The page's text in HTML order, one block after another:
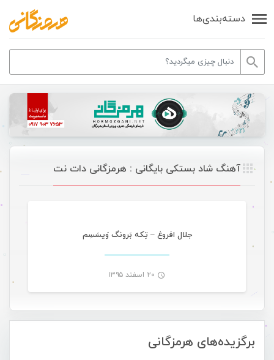
دسته‌بندی‌ها
برگزیده‌های هرمزگانی
آهنگ شاد بستکی بایگانی : هرمزگانی دات نت
جلال افروغ – تِکه بَرونگ وَیسَسِم
۲۰ اسفند ۱۳۹۵